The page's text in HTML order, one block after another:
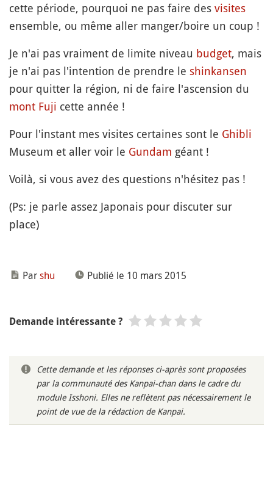
cette période, pourquoi ne pas faire des visites
ensemble, ou même aller manger/boire un coup !
Je n'ai pas vraiment de limite niveau budget, mais
je n'ai pas l'intention de prendre le shinkansen
pour quitter la région, ni de faire l'ascension du
mont Fuji cette année !
Pour l'instant mes visites certaines sont le Ghibli
Museum et aller voir le Gundam géant !
Voilà, si vous avez des questions n'hésitez pas !
(Ps: je parle assez Japonais pour discuter sur
place)
Parshu Publié le 10 mars 2015
Demande intéressante ?
Cette demande et les réponses ci-après sont proposées
par la communauté des Kanpai-chan dans le cadre du
module Isshoni. Elles ne reflètent pas nécessairement le
point de vue de la rédaction de Kanpai.